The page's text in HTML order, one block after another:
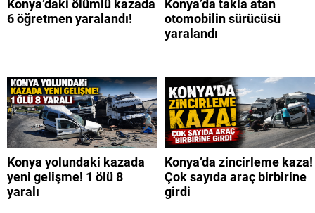
Konya’daki ölümlü kazada
6 öğretmen yaralandı!
Konya’da takla atan
otomobilin sürücüsü
yaralandı
Konya yolundaki kazada
yeni gelişme! 1 ölü 8
yaralı
Konya’da zincirleme kaza!
Çok sayıda araç birbirine
girdi